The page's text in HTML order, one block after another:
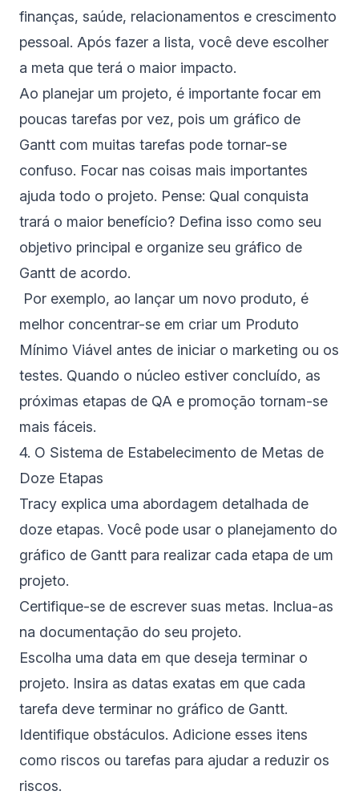
finanças, saúde, relacionamentos e crescimento
pessoal. Após fazer a lista, você deve escolher
a meta que terá o maior impacto.
Ao planejar um projeto, é importante focar em
poucas tarefas por vez, pois um gráfico de
Gantt com muitas tarefas pode tornar-se
confuso. Focar nas coisas mais importantes
ajuda todo o projeto. Pense: Qual conquista
trará o maior benefício? Defina isso como seu
objetivo principal e organize seu gráfico de
Gantt de acordo.
Por exemplo, ao lançar um novo produto, é
melhor concentrar-se em criar um Produto
Mínimo Viável antes de iniciar o marketing ou os
testes. Quando o núcleo estiver concluído, as
próximas etapas de QA e promoção tornam-se
mais fáceis.
4. O Sistema de Estabelecimento de Metas de
Doze Etapas
Tracy explica uma abordagem detalhada de
doze etapas. Você pode usar o planejamento do
gráfico de Gantt para realizar cada etapa de um
projeto.
Certifique-se de escrever suas metas. Inclua-as
na documentação do seu projeto.
Escolha uma data em que deseja terminar o
projeto. Insira as datas exatas em que cada
tarefa deve terminar no gráfico de Gantt.
Identifique obstáculos. Adicione esses itens
como riscos ou tarefas para ajudar a reduzir os
riscos.